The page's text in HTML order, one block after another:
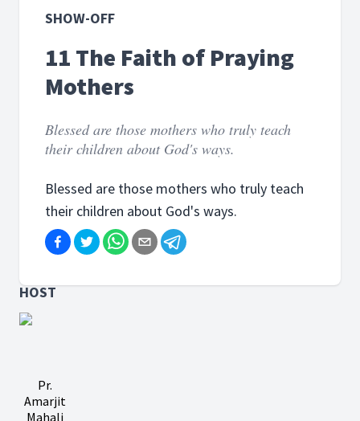
SHOW-OFF
11 The Faith of Praying
Mothers
Blessed are those mothers who truly teach
their children about God's ways.
Blessed are those mothers who truly teach
their children about God's ways.
HOST
Pr.
Amarjit
Mahali